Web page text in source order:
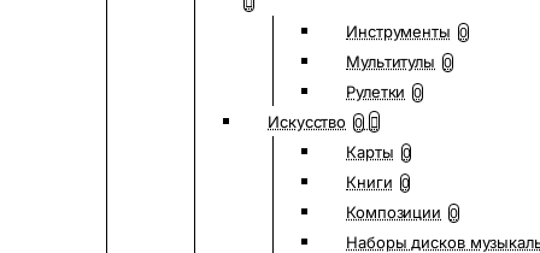
Инструменты 0
Мультитулы 0
Рулетки 0
Искусство 0
Карты 0
Книги 0
Композиции 0
Наборы дисков